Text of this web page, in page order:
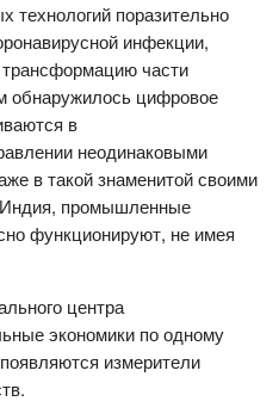
технологий поразительно
инфекции,
части
обнаружилось цифровое
в
неодинаковыми
в такой знаменитой своими
Индия, промышленные
функционируют, не имея
центра
экономики по одному
измерители